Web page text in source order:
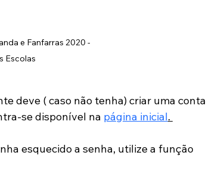
e Fanfarras 2020 -
Escolas
deve ( caso não tenha) criar uma conta
se disponível na página inicial.
esquecido a senha, utilize a função